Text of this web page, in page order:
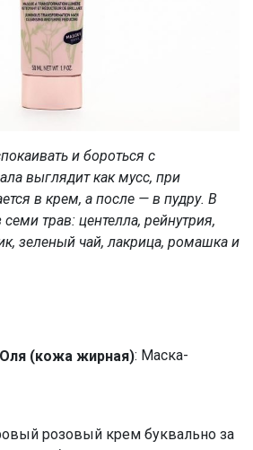
и бороться с
выглядит как мусс, при
в крем, а после — в пудру. В
трав: центелла, рейнутрия,
зеленый чай, лакрица, ромашка и
Оля (кожа жирная): Маска-
розовый крем буквально за